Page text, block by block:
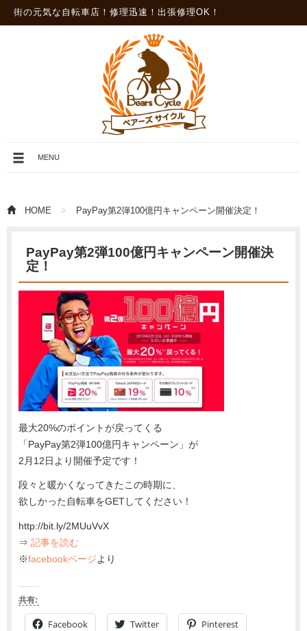
街の元気な自転車店！修理迅速！出張修理OK！
メ
を
MENU
HOME PayPay第2弾100億円キャンペーン開催決定！
PayPay第2弾100億円キャンペーン開催決
定！
最大20%のポイントが戻ってくる
「PayPay第2弾100億円キャンペーン」が
2月12日より開催予定です！
段々と暖かくなってきたこの時期に、
欲しかった自転車をGETしてください！
http://bit.ly/2MUuVvX
⇒ 記事を読む
※facebookページより
共有:
Facebook Twitter Pinterest